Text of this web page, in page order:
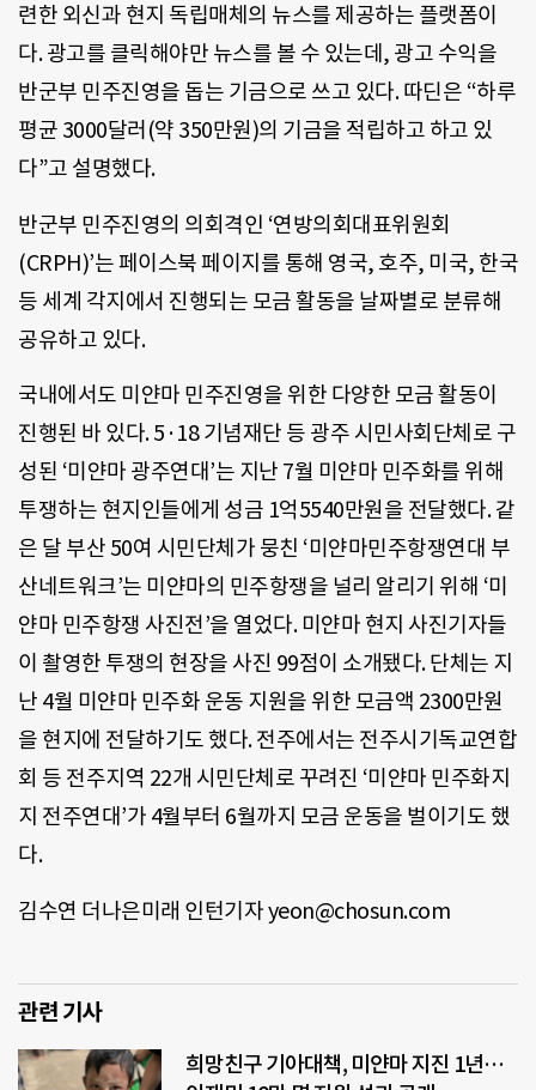
련한 외신과 현지 독립매체의 뉴스를 제공하는 플랫폼이
다. 광고를 클릭해야만 뉴스를 볼 수 있는데, 광고 수익을
반군부 민주진영을 돕는 기금으로 쓰고 있다. 따딘은 “하루
평균 3000달러(약 350만원)의 기금을 적립하고 하고 있
다”고 설명했다.
반군부 민주진영의 의회격인 ‘연방의회대표위원회
(CRPH)’는 페이스북 페이지를 통해 영국, 호주, 미국, 한국
등 세계 각지에서 진행되는 모금 활동을 날짜별로 분류해
공유하고 있다.
국내에서도 미얀마 민주진영을 위한 다양한 모금 활동이
진행된 바 있다. 5·18 기념재단 등 광주 시민사회단체로 구
성된 ‘미얀마 광주연대’는 지난 7월 미얀마 민주화를 위해
투쟁하는 현지인들에게 성금 1억5540만원을 전달했다. 같
은 달 부산 50여 시민단체가 뭉친 ‘미얀마민주항쟁연대 부
산네트워크’는 미얀마의 민주항쟁을 널리 알리기 위해 ‘미
얀마 민주항쟁 사진전’을 열었다. 미얀마 현지 사진기자들
이 촬영한 투쟁의 현장을 사진 99점이 소개됐다. 단체는 지
난 4월 미얀마 민주화 운동 지원을 위한 모금액 2300만원
을 현지에 전달하기도 했다. 전주에서는 전주시기독교연합
회 등 전주지역 22개 시민단체로 꾸려진 ‘미얀마 민주화지
지 전주연대’가 4월부터 6월까지 모금 운동을 벌이기도 했
다.
김수연 더나은미래 인턴기자 yeon@chosun.com
관련 기사
희망친구 기아대책, 미얀마 지진 1년…